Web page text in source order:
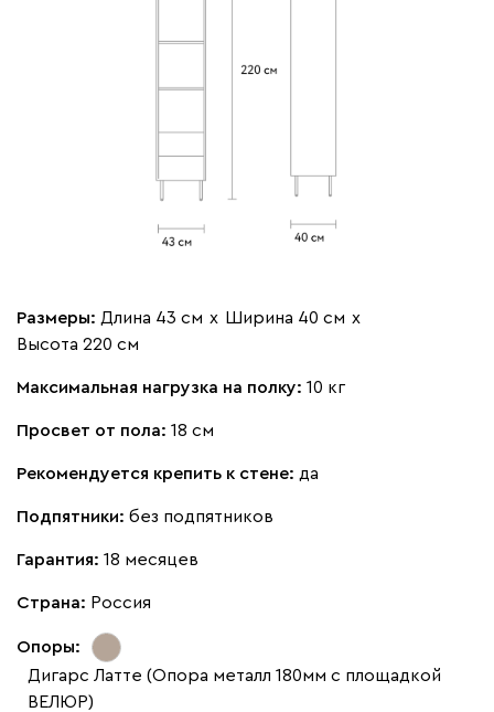
Размеры: Длина 43 см х Ширина 40 см х
Высота 220 см
Максимальная нагрузка на полку: 10 кг
Просвет от пола: 18 см
Рекомендуется крепить к стене: да
Подпятники: без подпятников
Гарантия: 18 месяцев
Страна: Россия
Опоры:
Дигарс Латте (Опора металл 180мм с площадкой
ВЕЛЮР)